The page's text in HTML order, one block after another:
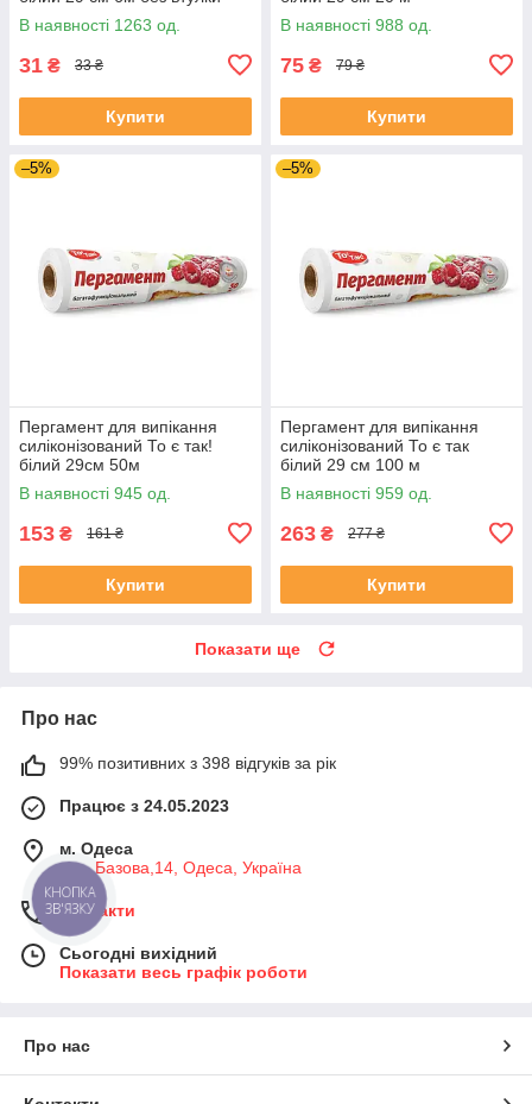
В наявності 1263 од.
31 ₴ 33 ₴
Купити
В наявності 988 од.
75 ₴ 79 ₴
Купити
–5%
Пергамент для випікання
силіконізований То є так!
білий 29см 50м
В наявності 945 од.
153 ₴ 161 ₴
Купити
–5%
Пергамент для випікання
силіконізований То є так
білий 29 см 100 м
В наявності 959 од.
263 ₴ 277 ₴
Купити
Показати ще
Про нас
99% позитивних з 398 відгуків за рік
Працює з 24.05.2023
м. Одеса
вул. Базова,14, Одеса, Україна
Контакти
Сьогодні вихідний
Показати весь графік роботи
Про нас
КНОПКА
ЗВ'ЯЗКУ